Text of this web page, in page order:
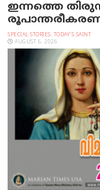
ഇന്നത്തെ
SPECIAL STORIES, TODAY'S SAINT
AUGUST 6, 2026